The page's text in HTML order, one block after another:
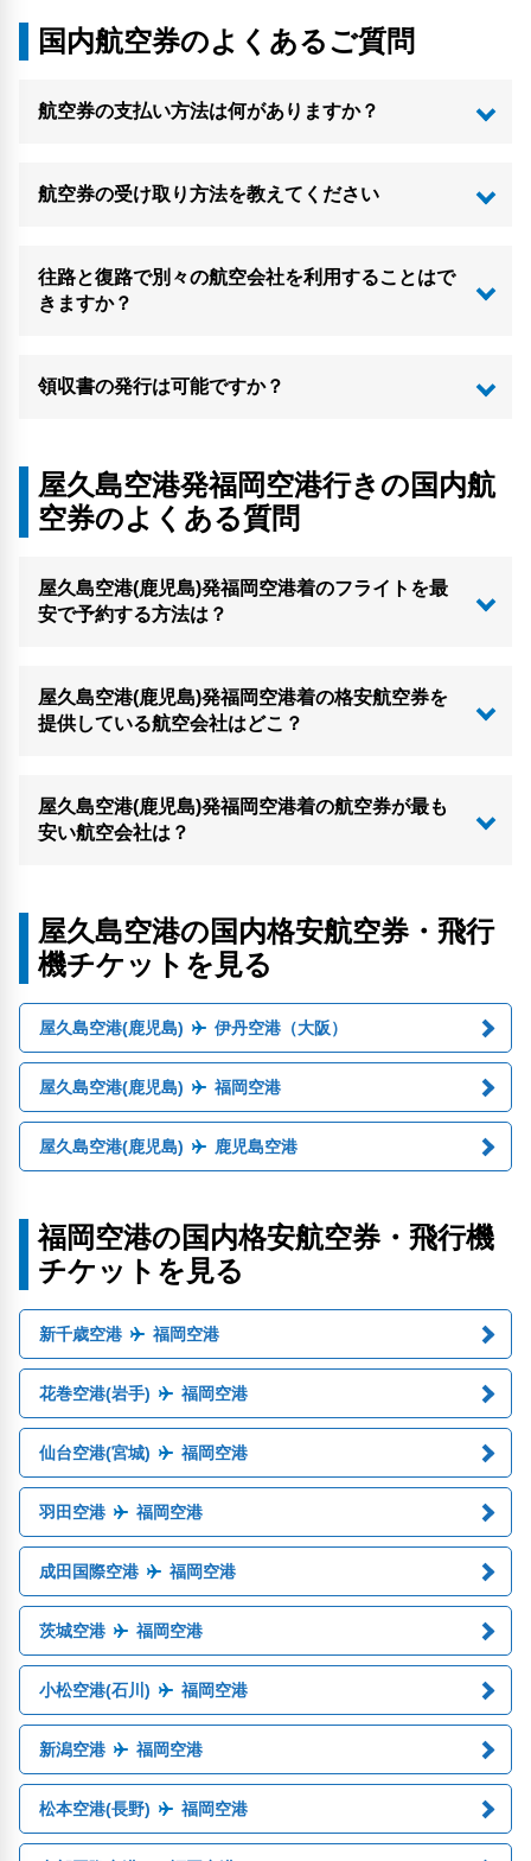
国内航空券のよくあるご質問
航空券の支払い方法は何がありますか？
航空券の受け取り方法を教えてください
往路と復路で別々の航空会社を利用することはで
きますか？
領収書の発行は可能ですか？
屋久島空港発福岡空港行きの国内航
空券のよくある質問
屋久島空港(鹿児島)発福岡空港着のフライトを最
安で予約する方法は？
屋久島空港(鹿児島)発福岡空港着の格安航空券を
提供している航空会社はどこ？
屋久島空港(鹿児島)発福岡空港着の航空券が最も
安い航空会社は？
屋久島空港の国内格安航空券・飛行
機チケットを見る
屋久島空港(鹿児島) 伊丹空港（大阪）
屋久島空港(鹿児島) 福岡空港
屋久島空港(鹿児島) 鹿児島空港
福岡空港の国内格安航空券・飛行機
チケットを見る
新千歳空港 福岡空港
花巻空港(岩手) 福岡空港
仙台空港(宮城) 福岡空港
羽田空港 福岡空港
成田国際空港 福岡空港
茨城空港 福岡空港
小松空港(石川) 福岡空港
新潟空港 福岡空港
松本空港(長野) 福岡空港